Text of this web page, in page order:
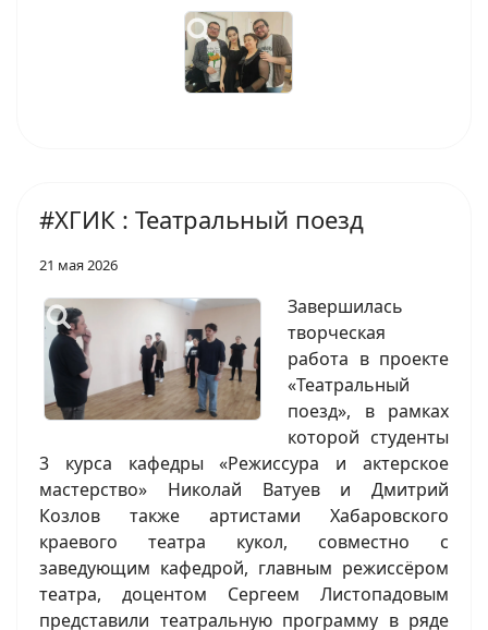
#ХГИК : Театральный поезд
21 мая 2026
Завершилась
творческая
работа в проекте
«Театральный
поезд», в рамках
которой студенты
3 курса кафедры «Режиссура и актерское
мастерство» Николай Ватуев и Дмитрий
Козлов также артистами Хабаровского
краевого театра кукол, совместно с
заведующим кафедрой, главным режиссёром
театра, доцентом Сергеем Листопадовым
представили театральную программу в ряде